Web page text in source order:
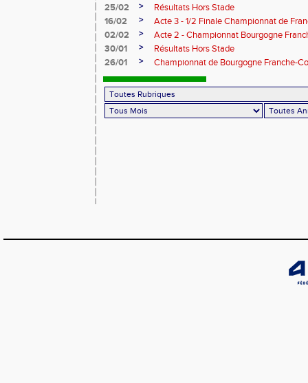
25/02
>
Résultats Hors Stade
16/02
>
Acte 3 - 1/2 Finale Championnat de
02/02
>
Acte 2 - Championnat Bourgogne
30/01
>
Résultats Hors Stade
26/01
> Championnat de Bourgogne Franche-